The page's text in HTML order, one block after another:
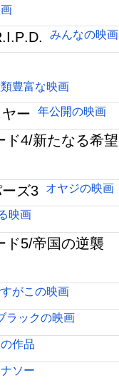
みんなの映画
豊富な映画
ー 年公開の映画
ド4/新たなる希望
ズ3 オヤジの映画
映画
ド5/帝国の逆襲
がこの映画
ラックの映画
作品
ソー